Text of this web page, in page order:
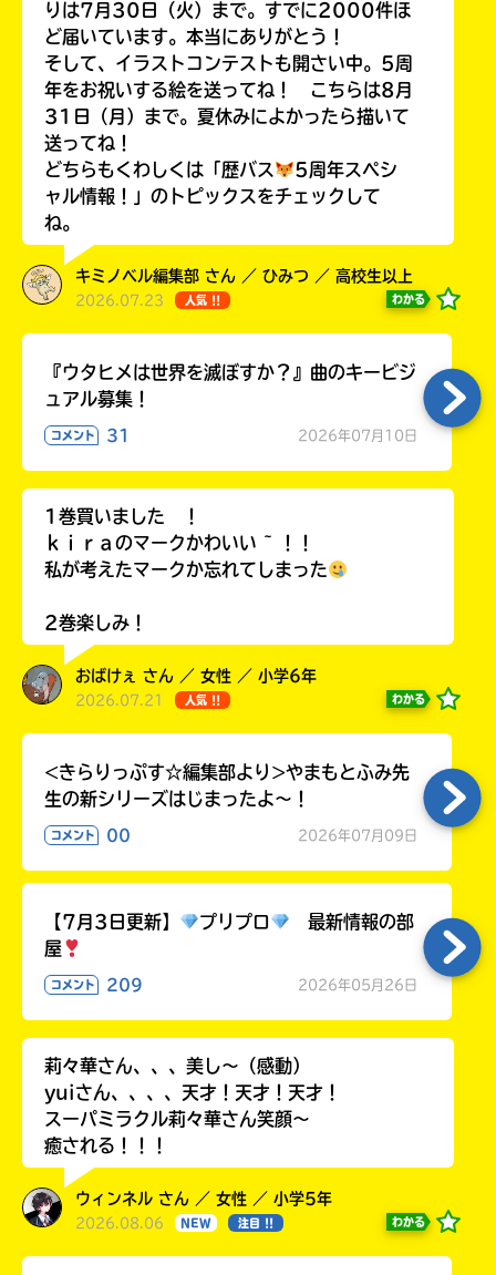
りは7月30日（火）まで。すでに2000件ほ
ど届いています。本当にありがとう！
そして、イラストコンテストも開さい中。5周
年をお祝いする絵を送ってね！ こちらは8月
31日（月）まで。夏休みによかったら描いて
送ってね！
どちらもくわしくは「歴バス
5周年スペシ
ャル情報！」のトピックスをチェックして
ね。
キミノベル編集部 さん ／ ひみつ ／ 高校生以上
2026.07.23 人気 !! わかる
『ウタヒメは世界を滅ぼすか？』曲のキービジ
ュアル募集！
コメント 31 2026年07月10日
1巻買いました ！
ｋｉｒａのマークかわいい ~ ！！
私が考えたマークか忘れてしまった
2巻楽しみ！
おばけぇ さん ／ 女性 ／ 小学6年
2026.07.21 人気 !! わかる
<きらりっぷす☆編集部より>やまもとふみ先
生の新シリーズはじまったよ～！
コメント 00 2026年07月09日
【7月3日更新】 プリプロ
最新情報の部
屋
コメント 209 2026年05月26日
莉々華さん、、、美し〜（感動）
yuiさん、、、、天才！天才！天才！
スーパミラクル莉々華さん笑顔〜
癒される！！！
ウィンネル さん ／ 女性 ／ 小学5年
2026.08.06 NEW 注目 !! わかる